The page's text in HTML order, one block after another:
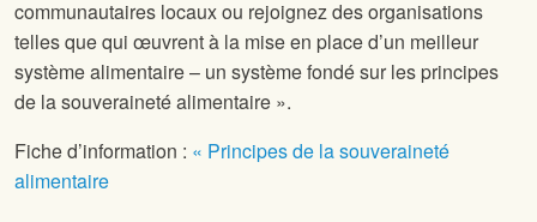
communautaires locaux ou rejoignez des organisations
telles quequi œuvrent à la mise en place d’un meilleur
système alimentaire – un système fondé sur les principes
de la souveraineté alimentaire ».
Fiche d’information : « Principes de la souveraineté
alimentaire